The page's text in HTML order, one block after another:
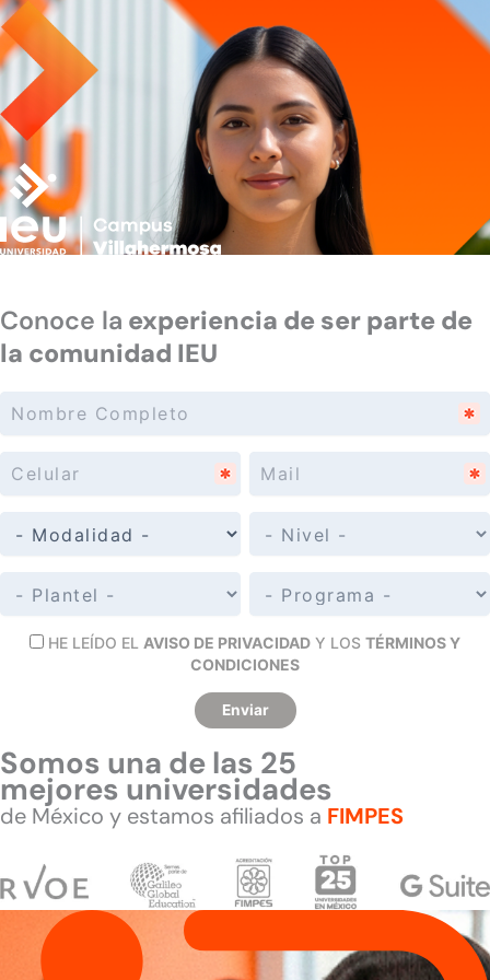
Conoce la experiencia de ser parte de
la comunidad IEU
HE LEÍDO EL AVISO DE PRIVACIDAD Y LOS TÉRMINOS Y
CONDICIONES
Enviar
Somos una de las 25
mejores universidades
de México y estamos afiliados a FIMPES